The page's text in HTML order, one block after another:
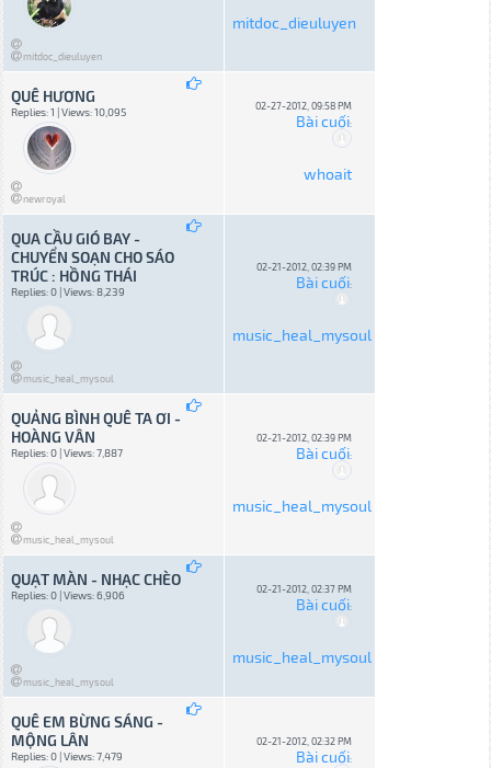
mitdoc_dieuluyen
mitdoc_dieuluyen
QUÊ HƯƠNG
Replies: 1 | Views: 10,095
newroyal
02-27-2012, 09:58 PM
Bài cuối:
whoait
QUA CẦU GIÓ BAY -
CHUYỂN SOẠN CHO SÁO
TRÚC : HỒNG THÁI
Replies: 0 | Views: 8,239
music_heal_mysoul
02-21-2012, 02:39 PM
Bài cuối:
music_heal_mysoul
QUẢNG BÌNH QUÊ TA ƠI -
HOÀNG VÂN
Replies: 0 | Views: 7,887
music_heal_mysoul
02-21-2012, 02:39 PM
Bài cuối:
music_heal_mysoul
QUẠT MÀN - NHẠC CHÈO
Replies: 0 | Views: 6,906
music_heal_mysoul
02-21-2012, 02:37 PM
Bài cuối:
music_heal_mysoul
QUÊ EM BỪNG SÁNG -
MỘNG LÂN
Replies: 0 | Views: 7,479
02-21-2012, 02:32 PM
Bài cuối: